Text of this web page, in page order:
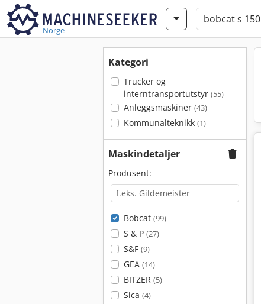
Norge
Kategori
Trucker og
interntransportutstyr (55)
Anleggsmaskiner (43)
Kommunalteknikk (1)
Maskindetaljer
Produsent:
Bobcat (99)
S & P (27)
S&F (9)
GEA (14)
BITZER (5)
Sica (4)